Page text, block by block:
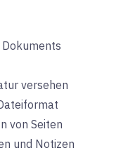
versehen
von Seiten
und Notizen